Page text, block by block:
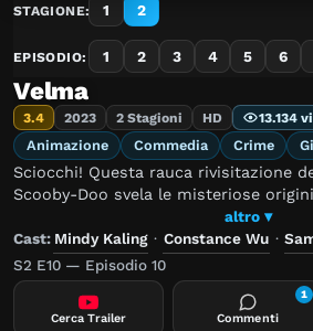
STAGIONE: 1 2
EPISODIO: 1 2 3 4 5 6
Velma
3.4 2023 2 Stagioni HD 13.134
Animazione Commedia Crime
Sciocchi! Questa rauca rivisitazione
Scooby-Doo svela le misteriose
attraverso gli occhi dell'amataaltro ▾
Cast: Mindy Kaling· Constance Wu ·
S2 E10 — Episodio 10
Cerca Trailer Commenti
1